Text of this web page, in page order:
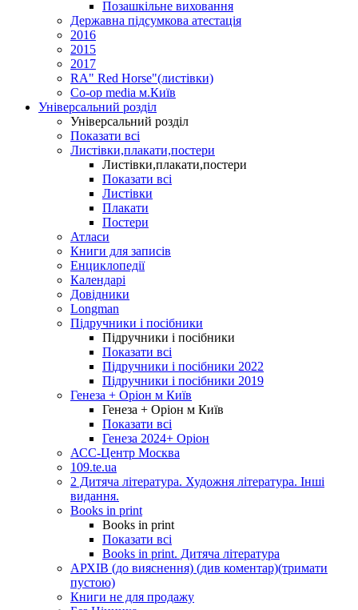
Позашкільне виховання
Державна підсумкова атестація
2016
2015
2017
RA" Red Horse"(листівки)
Co-op media м.Київ
Універсальний розділ
Універсальний розділ
Показати всі
Листівки,плакати,постери
Листівки,плакати,постери
Показати всі
Листівки
Плакати
Постери
Атласи
Книги для записів
Енциклопедії
Календарі
Довідники
Longman
Підручники і посібники
Підручники і посібники
Показати всі
Підручники і посібники 2022
Підручники і посібники 2019
Генеза + Оріон м Київ
Генеза + Оріон м Київ
Показати всі
Генеза 2024+ Оріон
АСС-Центр Москва
109.te.ua
2 Дитяча література. Художня література. Інші
видання.
Books in print
Books in print
Показати всі
Books in print. Дитяча література
АРХІВ (до вияснення) (див коментар)(тримати
пустою)
Книги не для продажу